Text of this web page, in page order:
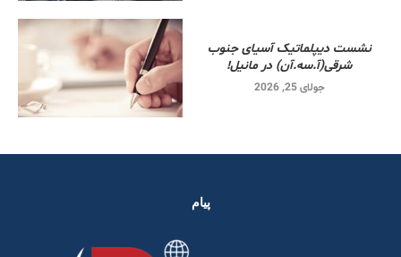
نشست دیپلماتیک آسیای جنوب
شرقی‌(آ.سه.آن) در مانیل!
جولای 25, 2026
پیام